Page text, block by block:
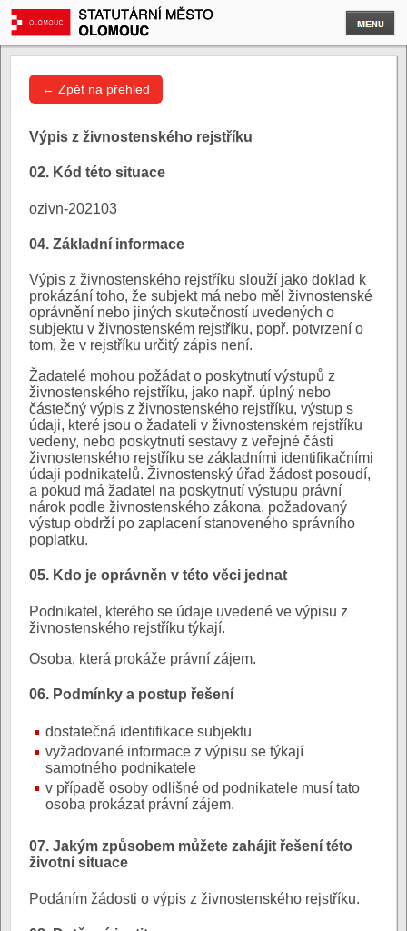
← Zpět na přehled
Výpis z živnostenského rejstříku
02. Kód této situace
ozivn-202103
04. Základní informace
Výpis z živnostenského rejstříku slouží jako doklad k
prokázání toho, že subjekt má nebo měl živnostenské
oprávnění nebo jiných skutečností uvedených o
subjektu v živnostenském rejstříku, popř. potvrzení o
tom, že v rejstříku určitý zápis není.
Žadatelé mohou požádat o poskytnutí výstupů z
živnostenského rejstříku, jako např. úplný nebo
částečný výpis z živnostenského rejstříku, výstup s
údaji, které jsou o žadateli v živnostenském rejstříku
vedeny, nebo poskytnutí sestavy z veřejné části
živnostenského rejstříku se základními identifikačními
údaji podnikatelů. Živnostenský úřad žádost posoudí,
a pokud má žadatel na poskytnutí výstupu právní
nárok podle živnostenského zákona, požadovaný
výstup obdrží po zaplacení stanoveného správního
poplatku.
05. Kdo je oprávněn v této věci jednat
Podnikatel, kterého se údaje uvedené ve výpisu z
živnostenského rejstříku týkají.
Osoba, která prokáže právní zájem.
06. Podmínky a postup řešení
dostatečná identifikace subjektu
vyžadované informace z výpisu se týkají
samotného podnikatele
v případě osoby odlišné od podnikatele musí tato
osoba prokázat právní zájem.
07. Jakým způsobem můžete zahájit řešení této
životní situace
Podáním žádosti o výpis z živnostenského rejstříku.